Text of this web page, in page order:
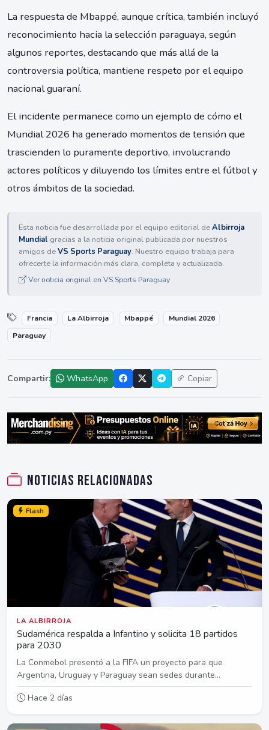
La respuesta de Mbappé, aunque crítica, también incluyó
reconocimiento hacia la selección paraguaya, según
algunos reportes, destacando que más allá de la
controversia política, mantiene respeto por el equipo
nacional guaraní.
El incidente permanece como un ejemplo de cómo el
Mundial 2026 ha generado momentos de tensión que
trascienden lo puramente deportivo, involucrando
actores políticos y diluyendo los límites entre el fútbol y
otros ámbitos de la sociedad.
Esta noticia fue desarrollada por el equipo editorial deAlbirroja
Mundial gracias a la noticia original publicada por nuestros
amigos deVS Sports Paraguay. Nuestro equipo trabaja para
ofrecerte la información más clara, completa y actualizada.
Ver noticia original en VS Sports Paraguay
Francia La Albirroja Mbappé
Mundial 2026
Paraguay
Compartir: WhatsApp Copiar
Noticias relacionadas
Flash
LA ALBIRROJA
Sudamérica respalda a Infantino y solicita 18 partidos
para 2030
La Conmebol presentó a la FIFA un proyecto para que
Argentina, Uruguay y Paraguay sean sedes durante...
Hace 2 días